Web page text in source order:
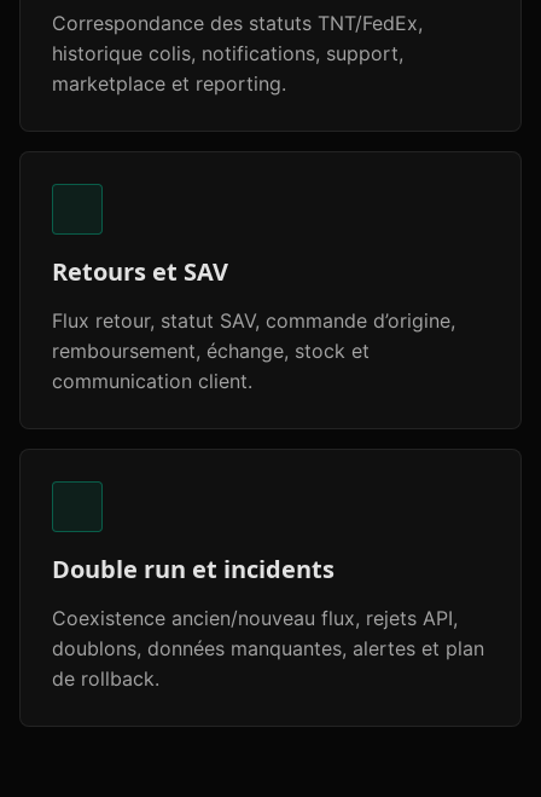
Correspondance des statuts TNT/FedEx,
historique colis, notifications, support,
marketplace et reporting.
Retours et SAV
Flux retour, statut SAV, commande d’origine,
remboursement, échange, stock et
communication client.
Double run et incidents
Coexistence ancien/nouveau flux, rejets API,
doublons, données manquantes, alertes et plan
de rollback.